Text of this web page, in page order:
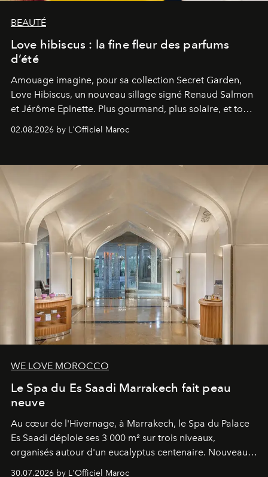
BEAUTÉ
Love hibiscus : la fine fleur des parfums
d’été
Amouage imagine, pour sa collection Secret Garden,
Love Hibiscus, un nouveau sillage signé Renaud Salmon
et Jérôme Epinette. Plus gourmand, plus solaire, et tout
02.08.2026 by L'Officiel Maroc
WE LOVE MOROCCO
Le Spa du Es Saadi Marrakech fait peau
neuve
Au cœur de l'Hivernage, à Marrakech, le Spa du Palace
Es Saadi déploie ses 3 000 m² sur trois niveaux,
organisés autour d'un eucalyptus centenaire. Nouveau
30.07.2026 by L'Officiel Maroc